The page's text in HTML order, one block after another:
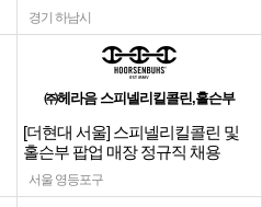
경기 하남시
㈜헤라음 스피넬리킬콜린,홀슨부
[더현대 서울] 스피넬리킬콜린 및
홀슨부 팝업 매장 정규직 채용
서울 영등포구